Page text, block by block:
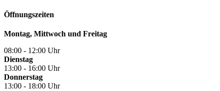
Öffnungszeiten
Montag, Mittwoch und Freitag
08:00 - 12:00 Uhr
Dienstag
13:00 - 16:00 Uhr
Donnerstag
13:00 - 18:00 Uhr